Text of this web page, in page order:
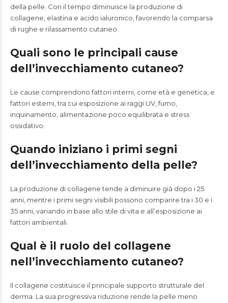
della pelle. Con il tempo diminuisce la produzione di
collagene, elastina e acido ialuronico, favorendo la comparsa
di rughe e rilassamento cutaneo.
Quali sono le principali cause
dell’invecchiamento cutaneo?
Le cause comprendono fattori interni, come età e genetica, e
fattori esterni, tra cui esposizione ai raggi UV, fumo,
inquinamento, alimentazione poco equilibrata e stress
ossidativo.
Quando iniziano i primi segni
dell’invecchiamento della pelle?
La produzione di collagene tende a diminuire già dopo i 25
anni, mentre i primi segni visibili possono comparire tra i 30 e i
35 anni, variando in base allo stile di vita e all’esposizione ai
fattori ambientali.
Qual è il ruolo del collagene
nell’invecchiamento cutaneo?
Il collagene costituisce il principale supporto strutturale del
derma. La sua progressiva riduzione rende la pelle meno